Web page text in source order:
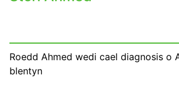
Roedd Ahmed wedi cael diagnosis o
blentyn